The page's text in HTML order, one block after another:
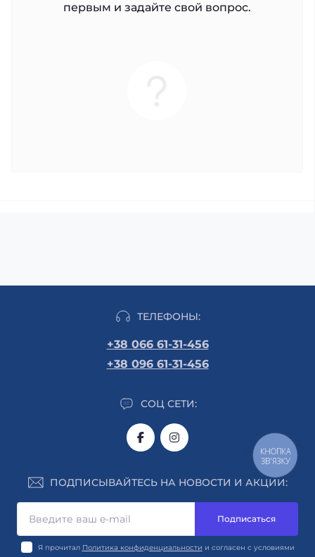
первым и задайте свой вопрос.
ТЕЛЕФОНЫ:
+38 066 61-31-456
+38 096 61-31-456
СОЦ СЕТИ:
ПОДПИСЫВАЙТЕСЬ НА НОВОСТИ И АКЦИИ:
Подписаться
Я прочитал Политика конфиденциальности и согласен с условиями
КНОПКА
ЗВ'ЯЗКУ